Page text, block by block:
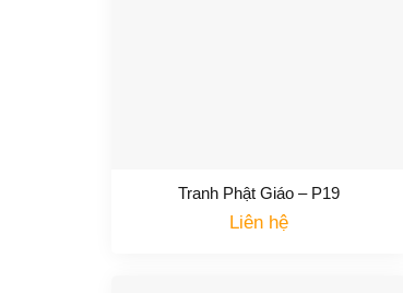
Tranh Phật Giáo – P19
Liên hệ